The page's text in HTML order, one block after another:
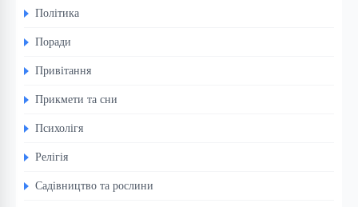
Політика
Поради
Привітання
Прикмети та сни
Психолігя
Релігія
Садівництво та рослини